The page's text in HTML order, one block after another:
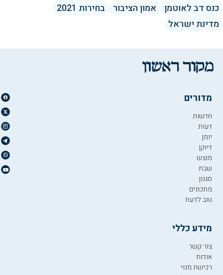
כנס דב לאוטמן אמון הציבור
בחירות 2021
מדינת ישראל
מדורים
חדשות
דעות
יומן
דיוקן
מוצש
שבת
סגנון
מתכונים
טוב לדעת
מידע כללי
צור קשר
אודות
רכישת מנוי